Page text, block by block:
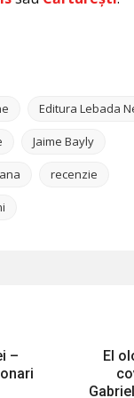
Editura Lebada
Jaime Bayly
recenzie
–
El